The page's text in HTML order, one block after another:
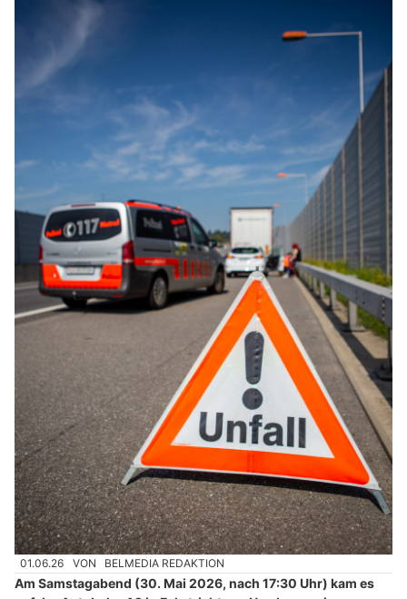
01.06.26 VON BELMEDIA REDAKTION
Am Samstagabend (30. Mai 2026, nach 17:30 Uhr) kam es